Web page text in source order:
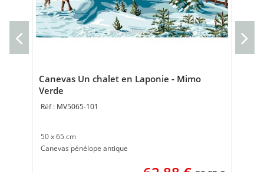
Canevas Un chalet en Laponie - Mimo
Verde
MV5065-101
50 x 65 cm
Canevas pénélope antique